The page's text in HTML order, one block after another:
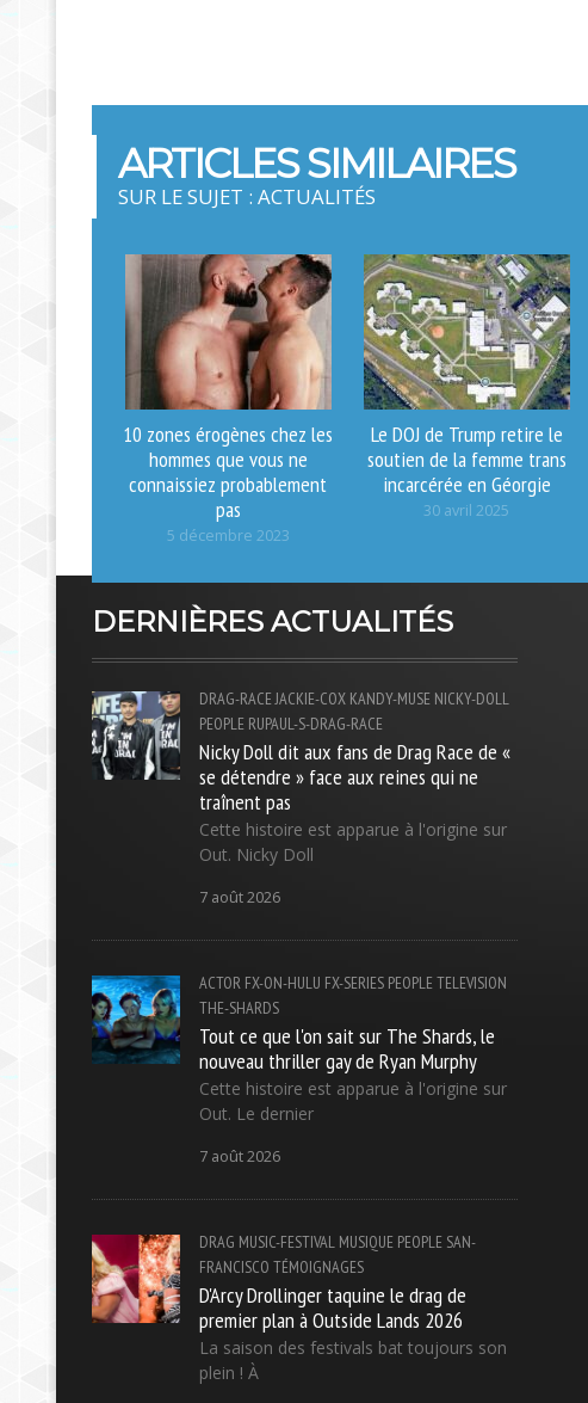
ARTICLES SIMILAIRES
SUR LE SUJET : ACTUALITÉS
10 zones érogènes chez les
hommes que vous ne
connaissiez probablement
pas
5 décembre 2023
Le DOJ de Trump retire le
soutien de la femme trans
incarcérée en Géorgie
30 avril 2025
DERNIÈRES ACTUALITÉS
DRAG-RACEJACKIE-COX KANDY-MUSE NICKY-DOLL
PEOPLE RUPAUL-S-DRAG-RACE
Nicky Doll dit aux fans de Drag Race de «
se détendre » face aux reines qui ne
traînent pas
Cette histoire est apparue à l'origine sur
Out. Nicky Doll
7 août 2026
ACTOR FX-ON-HULU FX-SERIES PEOPLETELEVISION
THE-SHARDS
Tout ce que l'on sait sur The Shards, le
nouveau thriller gay de Ryan Murphy
Cette histoire est apparue à l'origine sur
Out. Le dernier
7 août 2026
DRAG MUSIC-FESTIVAL MUSIQUE PEOPLE SAN-
FRANCISCO TÉMOIGNAGES
D'Arcy Drollinger taquine le drag de
premier plan à Outside Lands 2026
La saison des festivals bat toujours son
plein ! À